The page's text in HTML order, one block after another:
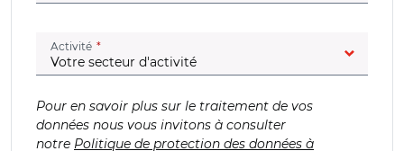
Activité (champ obligatoire)
Pour en savoir plus sur le traitement de vos
données nous vous invitons à consulter
notre Politique de protection des données à